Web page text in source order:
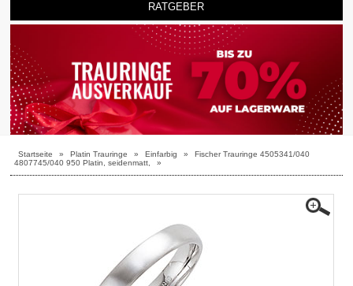
RATGEBER
Startseite » Platin Trauringe » Einfarbig »
Fischer Trauringe 4505341/040
4807745/040 950 Platin, seidenmatt,
»